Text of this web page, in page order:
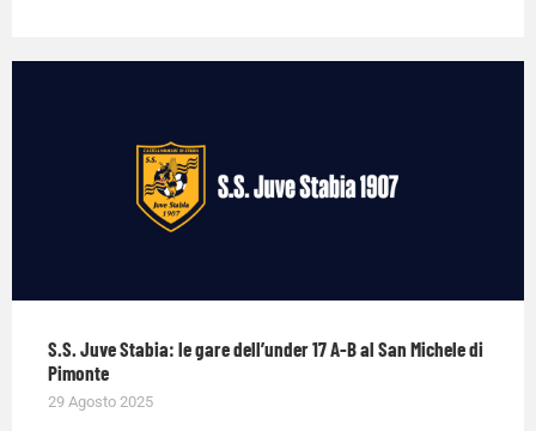
S.S. Juve Stabia: le gare dell’under 17 A-B al San Michele di
Pimonte
29 Agosto 2025